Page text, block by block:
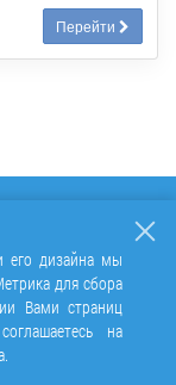
Перейти
его дизайна мы
для сбора
Вами страниц
на